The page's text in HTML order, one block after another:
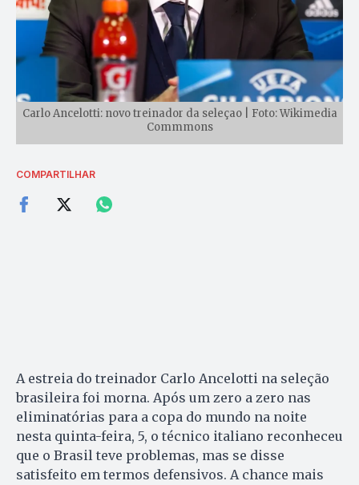
Carlo Ancelotti: novo treinador da seleçao | Foto: Wikimedia
Commmons
COMPARTILHAR
A estreia do treinador Carlo Ancelotti na seleção
brasileira foi morna. Após um zero a zero nas
eliminatórias para a copa do mundo na noite
nesta quinta-feira, 5, o técnico italiano reconheceu
que o Brasil teve problemas, mas se disse
satisfeito em termos defensivos. A chance mais